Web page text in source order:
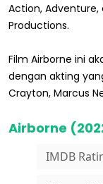
Action, Adventure,
Productions.
Film Airborne ini
dengan akting
Crayton, Marcus
Airborne
IMDB